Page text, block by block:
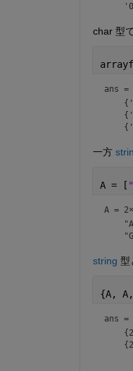
char 型
ans =
一方
A = [
A =
string 型
{A,
ans =